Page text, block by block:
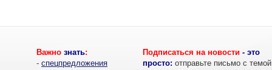
Важно знать:
- спецпредложения
Подписаться на новости - это
просто: отправьте письмо с темой